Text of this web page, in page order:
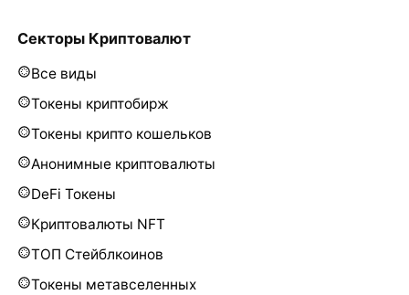
Секторы Криптовалют
Все виды
Токены криптобирж
Токены крипто кошельков
Анонимные криптовалюты
DeFi Токены
Криптовалюты NFT
ТОП Стейблкоинов
Токены метавселенных